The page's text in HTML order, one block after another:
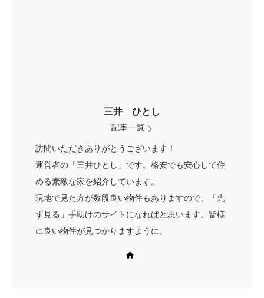
三井 ひとし
記事一覧
訪問いただきありがとうございます！
運営者の「三井ひとし」です。格安でも安心して住
める素敵な家を紹介しています。
現地で見た方が数段良い物件もありますので、「先
ず見る」手助けのサイトになればと思います。皆様
に良い物件が見つかりますように。